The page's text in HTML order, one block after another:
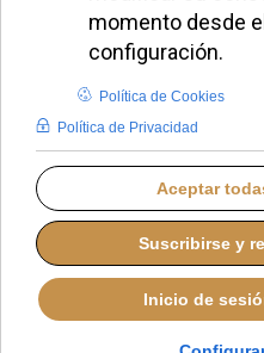
dedicación